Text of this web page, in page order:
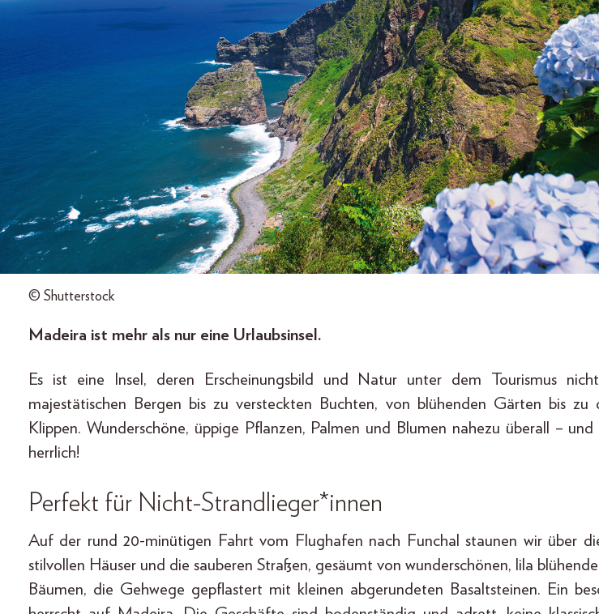
© Shutterstock
Madeira ist mehr als nur eine Urlaubsinsel.
Es ist eine Insel, deren Erscheinungsbild und Natur unter dem Tourismus
majestätischen Bergen bis zu versteckten Buchten, von blühenden Gärten bis zu
Klippen. Wunderschöne, üppige Pflanzen, Palmen und Blumen nahezu überall – und
herrlich!
Perfekt für Nicht-Strandlieger*innen
Auf der rund 20-minütigen Fahrt vom Flughafen nach Funchal staunen wir über
stilvollen Häuser und die sauberen Straßen, gesäumt von wunderschönen, lila
Bäumen, die Gehwege gepflastert mit kleinen abgerundeten Basaltsteinen. Ein